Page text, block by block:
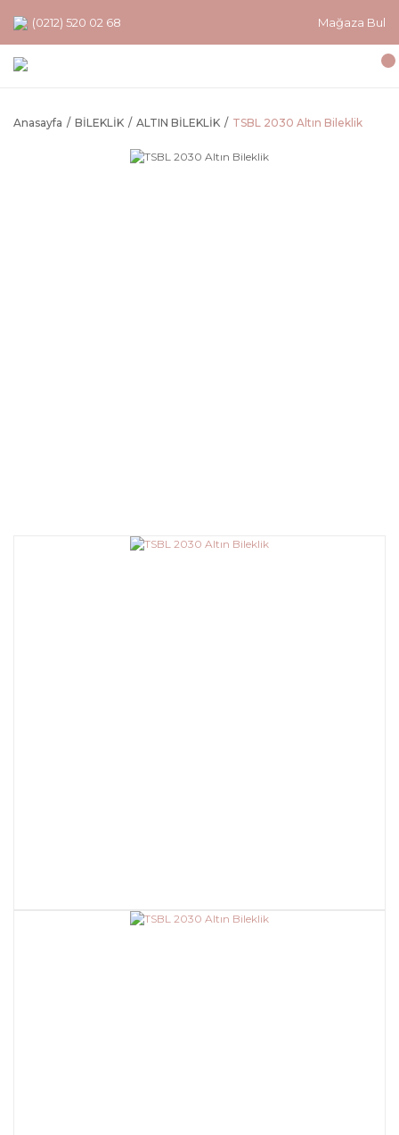
(0212) 520 02 68 Mağaza Bul
Anasayfa BİLEKLİK ALTIN BİLEKLİK TSBL 2030 Altın Bileklik